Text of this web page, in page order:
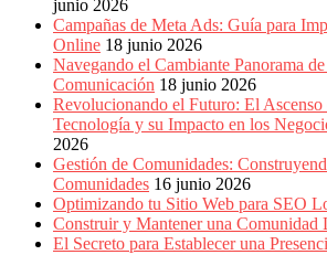
junio 2026
Campañas de Meta Ads: Guía para
Online 18 junio 2026
Navegando el Cambiante Panorama
Comunicación 18 junio 2026
Revolucionando el Futuro: El Ascenso
Tecnología y su Impacto en los
2026
Gestión de Comunidades:
Comunidades 16 junio 2026
Optimizando tu Sitio Web para SEO
Construir y Mantener una Comunidad
El Secreto para Establecer una